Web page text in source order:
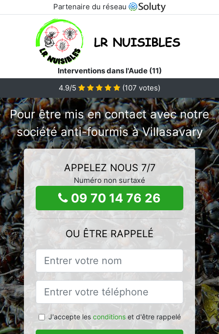
Partenaire du réseau
Interventions dans l'Aude (11)
4.9/5
(107 votes)
Pour être mis en contact avec notre
société anti-fourmis à Villasavary
APPELEZ NOUS 7/7
Numéro non surtaxé
09 70 14 76 26
OU ÊTRE RAPPELÉ
J'accepte les conditionset d'être rappelé